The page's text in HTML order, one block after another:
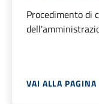
Procedimento di
VAI ALLA PAGINA